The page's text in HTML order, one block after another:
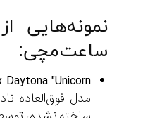
نمونه‌هایی
ساعت‌مچی:
مدل فوق‌العاده